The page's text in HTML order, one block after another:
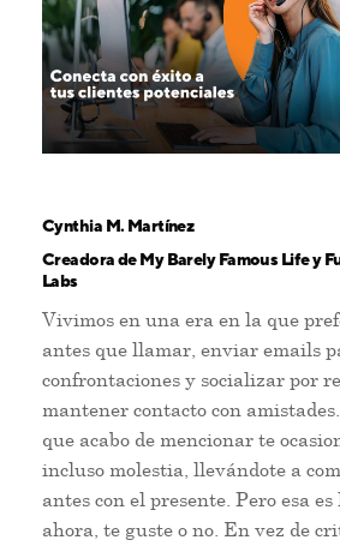
Cynthia M. Martínez
Creadora de My Barely Famous Life y
Labs
Vivimos en una era en la que
antes que llamar, enviar emails
confrontaciones y socializar por
mantener contacto con
que acabo de mencionar te
incluso molestia, llevándote a
antes con el presente. Pero esa
ahora, te guste o no. En vez de